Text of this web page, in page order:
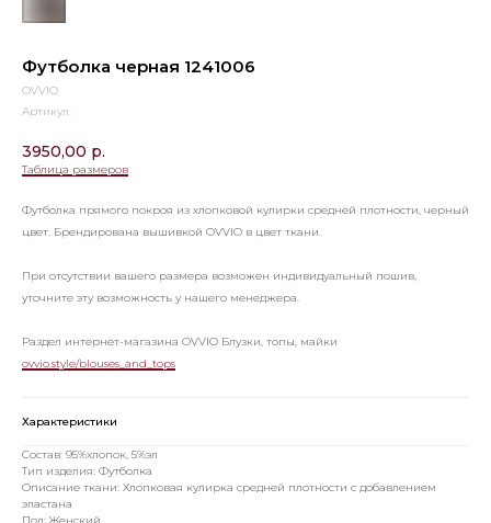
Футболка черная 1241006
OVVIO
Артикул:
3950,00 р.
Таблица размеров
Футболка прямого покроя из хлопковой кулирки средней плотности, черный
цвет. Брендирована вышивкой OVVIO в цвет ткани.
При отсутствии вашего размера возможен индивидуальный пошив,
уточните эту возможность у нашего менеджера.
Раздел интернет-магазина OVVIO Блузки, топы, майки
ovvio.style/blouses_and_tops
Характеристики
Состав: 95%хлопок, 5%эл
Тип изделия: Футболка
Описание ткани: Хлопковая кулирка средней плотности с добавлением
эластана